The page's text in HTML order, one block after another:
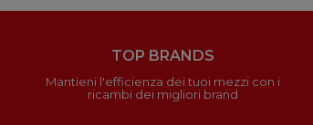
TOP BRANDS
Mantieni l'efficienza dei tuoi mezzi con i
ricambi dei migliori brand